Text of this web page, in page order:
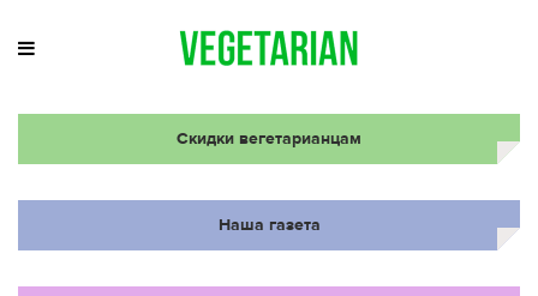
Скидки вегетарианцам
Наша газета